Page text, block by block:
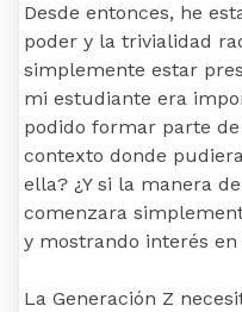
Desde entonces, he
poder y la trivialidad
simplemente estar
mi estudiante era
podido formar parte
contexto donde
ella? ¿Y si la manera
comenzara
y mostrando interés
La Generación Z